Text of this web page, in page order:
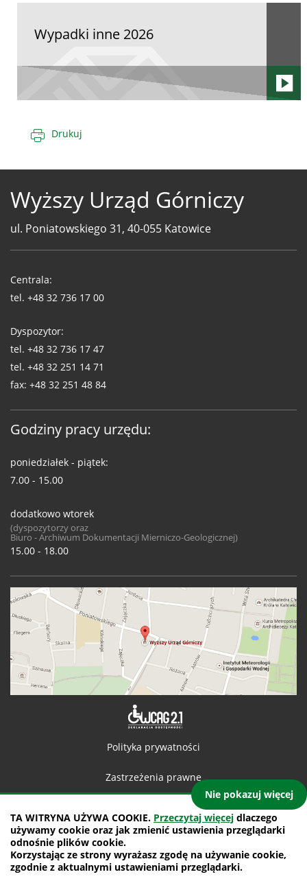
TA WITRYNA UŻYWA COOKIE. Przeczytaj więcej dlaczego
używamy cookie oraz jak zmienić ustawienia przeglądarki
odnośnie plików cookie.
Korzystając ze strony wyrażasz zgodę na używanie cookie,
zgodnie z aktualnymi ustawieniami przeglądarki.
Nie pokazuj więcej
Wypadki inne 2026
Drukuj
Wyższy Urząd Górniczy
ul. Poniatowskiego 31, 40-055 Katowice
WUG
Centrala:
tel. +48 32 736 17 00
Dyspozytor:
tel. +48 32 736 17 47
tel. +48 32 251 14 71
fax: +48 32 251 48 84
Godziny pracy urzędu:
poniedziałek - piątek:
7.00 - 15.00
dodatkowo wtorek
(dyspozytorzy oraz
Biuro - Archiwum Dokumentacji Mierniczo-Geologicznej)
15.00 - 18.00
Polityka prywatności
Zastrzeżenia prawne
Mapa witryny
projekt: IntraCOM.pl